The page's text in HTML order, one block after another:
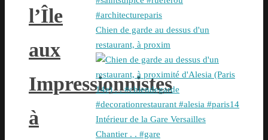
l’Île
aux
Impressionnistes
à
Chien de garde au dessus d'un
restaurant, à proxim
Intérieur de la Gare Versailles
Chantier . . #gare